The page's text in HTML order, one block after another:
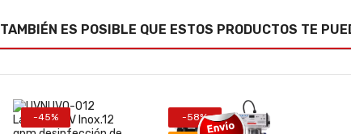
TAMBIÉN ES POSIBLE QUE ESTOS PRODUCTOS TE
-45% -58%